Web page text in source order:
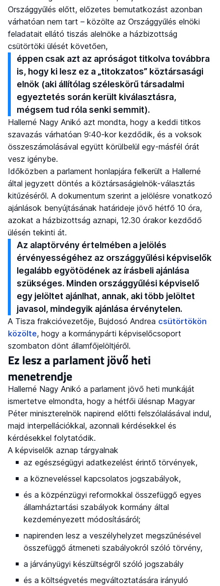
Országgyűlés előtt, előzetes bemutatkozást azonban
várhatóan nem tart – közölte az Országgyűlés elnöki
feladatait ellátó tiszás alelnöke a házbizottság
csütörtöki ülését követően,
éppen csak azt az apróságot titkolva továbbra
is, hogy ki lesz ez a „titokzatos” köztársasági
elnök (aki állítólag széleskörű társadalmi
egyeztetés során került kiválasztásra,
mégsem tud róla senki semmit).
Hallerné Nagy Anikó azt mondta, hogy a keddi titkos
szavazás várhatóan 9:40-kor kezdődik, és a voksok
összeszámolásával együtt körülbelül egy-másfél órát
vesz igénybe.
Időközben a parlament honlapjára felkerült a Hallerné
által jegyzett döntés a köztársaságielnök-választás
kitűzéséről. A dokumentum szerint a jelölésre vonatkozó
ajánlások benyújtásának határideje jövő hétfő 10 óra,
azokat a házbizottság aznapi, 12.30 órakor kezdődő
ülésén tekinti át.
Az alaptörvény értelmében a jelölés
érvényességéhez az országgyűlési képviselők
legalább egyötödének az írásbeli ajánlása
szükséges. Minden országgyűlési képviselő
egy jelöltet ajánlhat, annak, aki több jelöltet
javasol, mindegyik ajánlása érvénytelen.
A Tisza frakcióvezetője, Bujdosó Andrea csütörtökön
közölte, hogy a kormánypárti képviselőcsoport
szombaton dönt államfőjelöltjéről.
Ez lesz a parlament jövő heti
menetrendje
Hallerné Nagy Anikó a parlament jövő heti munkáját
ismertetve elmondta, hogy a hétfői ülésnap Magyar
Péter miniszterelnök napirend előtti felszólalásával indul,
majd interpellációkkal, azonnali kérdésekkel és
kérdésekkel folytatódik.
A képviselők aznap tárgyalnak
az egészségügyi adatkezelést érintő törvények,
a közneveléssel kapcsolatos jogszabályok,
és a közpénzügyi reformokkal összefüggő egyes
államháztartási szabályok kormány által
kezdeményezett módosításáról;
napirenden lesz a veszélyhelyzet megszűnésével
összefüggő átmeneti szabályokról szóló törvény,
a járványügyi készültségről szóló jogszabály
és a költségvetés megváltoztatására irányuló